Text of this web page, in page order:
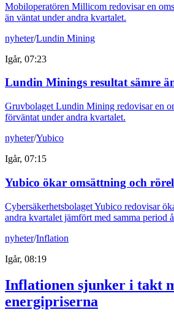
Mobiloperatören Millicom redovisar en
än väntat under andra kvartalet.
nyheter/Lundin Mining
Igår, 07:23
Lundin Minings resultat sämre
Gruvbolaget Lundin Mining redovisar en
förväntat under andra kvartalet.
nyheter/Yubico
Igår, 07:15
Yubico ökar omsättning och
Cybersäkerhetsbolaget Yubico redovisar
andra kvartalet jämfört med samma period
nyheter/Inflation
Igår, 08:19
Inflationen sjunker i takt
energipriserna